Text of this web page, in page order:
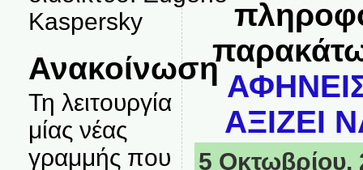
Kaspersky
Ανακοίνωση
Τη λειτουργία
μίας νέας
γραμμής που
ΑΞΙΖΕΙ
5 Οκτωβρίου,